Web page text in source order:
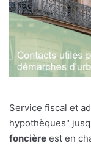
Service fiscal et
hypothèques"
foncière est en